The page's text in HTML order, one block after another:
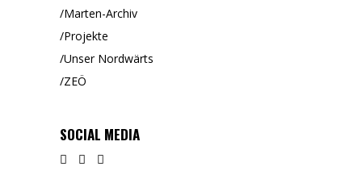
Marten-Archiv
Projekte
Unser Nordwärts
ZEÖ
SOCIAL MEDIA